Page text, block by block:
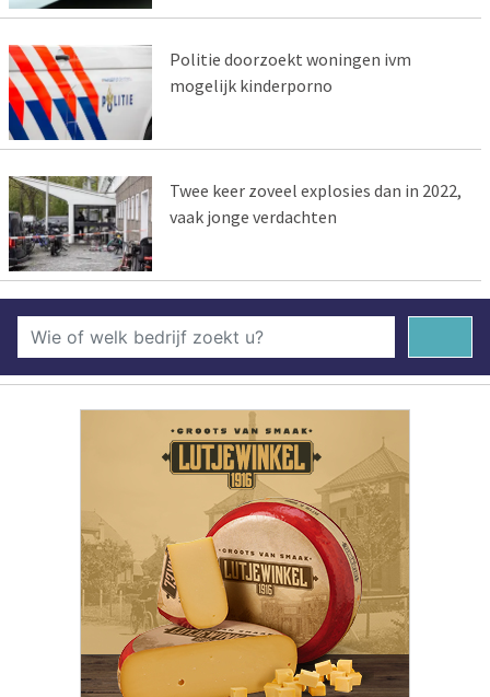
Politie doorzoekt woningen ivm
mogelijk kinderporno
Twee keer zoveel explosies dan in 2022,
vaak jonge verdachten